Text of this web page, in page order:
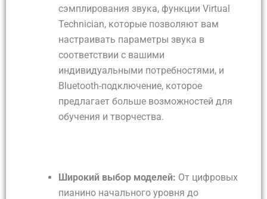
сэмплирования звука, функции Virtual
Technician, которые позволяют вам
настраивать параметры звука в
соответствии с вашими
индивидуальными потребностями, и
Bluetooth-подключение, которое
предлагает больше возможностей для
обучения и творчества.
Широкий выбор моделей: От цифровых
пианино начального уровня до